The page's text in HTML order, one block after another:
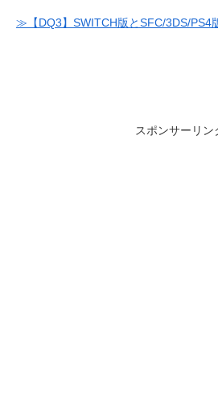
≫【DQ3】SWITCH版とSFC/3DS/PS4
スポンサーリン